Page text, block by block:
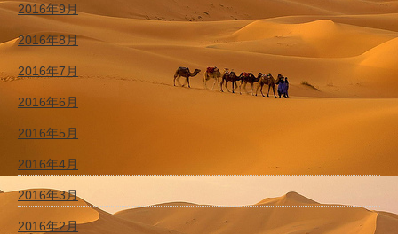
2016年9月
2016年8月
2016年7月
2016年6月
2016年5月
2016年4月
2016年3月
2016年2月